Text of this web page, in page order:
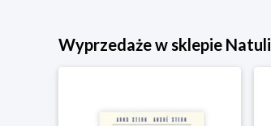
Wyprzedaże w sklepie Natuli